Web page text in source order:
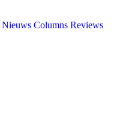
Nieuws Columns Reviews